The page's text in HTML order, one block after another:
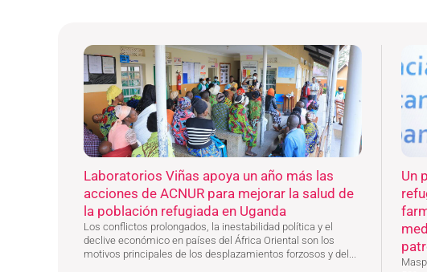
Laboratorios Viñas apoya un año más las
acciones de ACNUR para mejorar la salud de
la población refugiada en Uganda
Los conflictos prolongados, la inestabilidad política y el
declive económico en países del África Oriental son los
motivos principales de los desplazamientos forzosos y del...
Un